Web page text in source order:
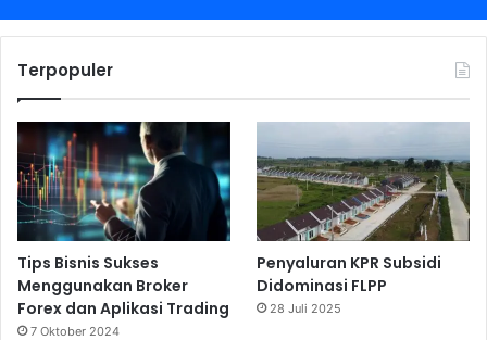
Terpopuler
Tips Bisnis Sukses
Menggunakan Broker
Forex dan Aplikasi Trading
7 Oktober 2024
Penyaluran KPR Subsidi
Didominasi FLPP
28 Juli 2025